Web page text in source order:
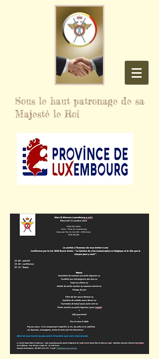
Sous le haut patronage de sa
Majesté le Roi